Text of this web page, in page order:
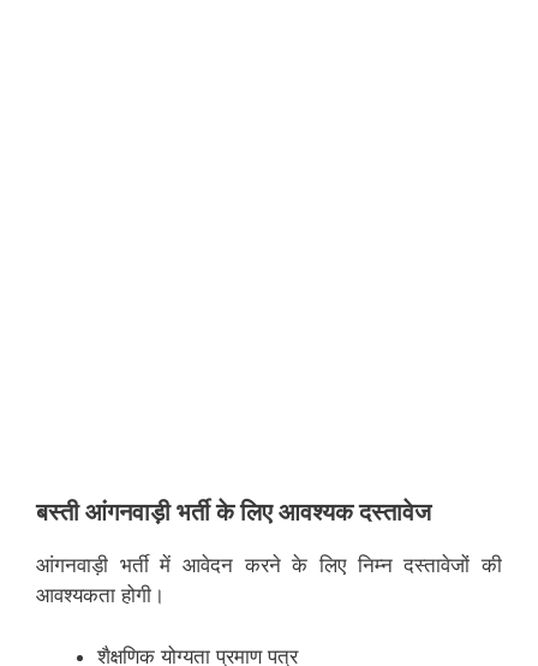
बस्तीआंगनवाड़ी भर्ती के लिए आवश्यक दस्तावेज
आंगनवाड़ी भर्ती में आवेदन करने के लिए निम्न दस्तावेजों की
आवश्यकता होगी।
शैक्षणिक योग्यता प्रमाण पत्र